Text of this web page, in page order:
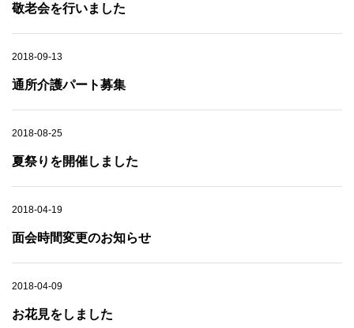
敬老会を行いました
2018-09-13
通所介護パート募集
2018-08-25
夏祭りを開催しました
2018-04-19
面会時間変更のお知らせ
2018-04-09
お花見をしました